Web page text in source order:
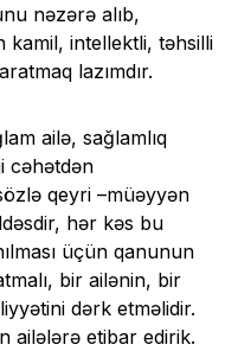
nəzərə alıb,
kamil, intellektli, təhsilli
lazımdır.
ailə, sağlamlıq
cəhətdən
qeyri –müəyyən
hər kəs bu
üçün qanunun
bir ailənin, bir
dərk etməlidir.
ailələrə etibar edirik.